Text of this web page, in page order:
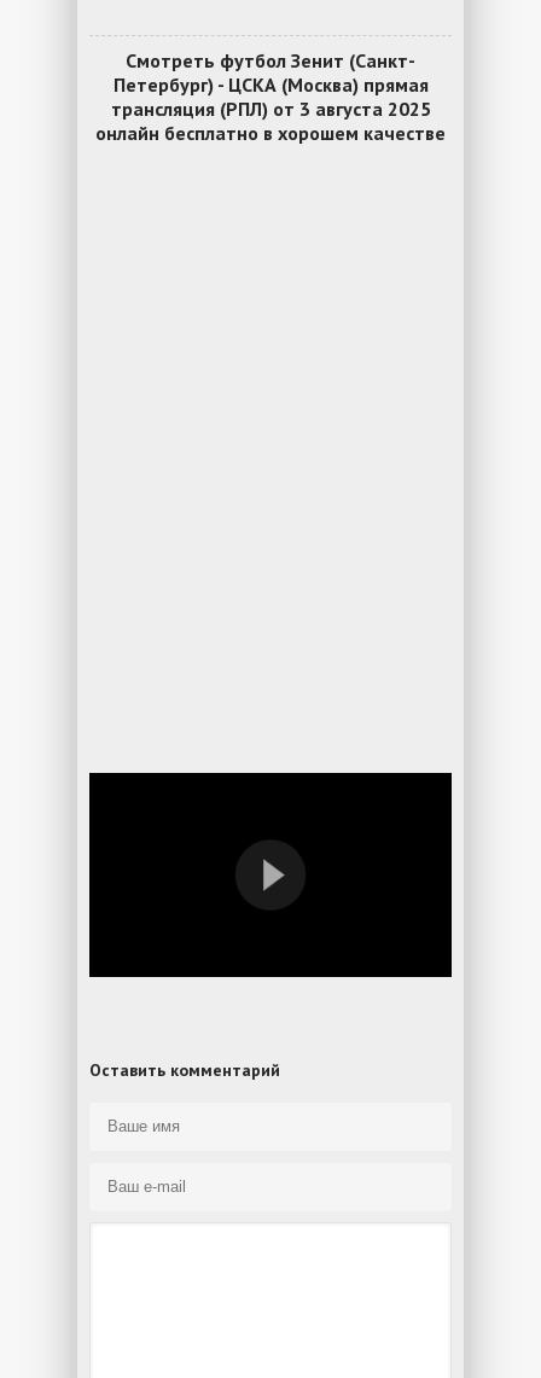
Смотреть футбол Зенит (Санкт-
Петербург) - ЦСКА (Москва) прямая
трансляция (РПЛ) от 3 августа 2025
онлайн бесплатно в хорошем качестве
Оставить комментарий